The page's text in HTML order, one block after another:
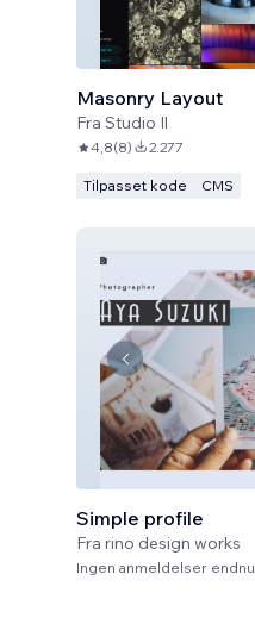
Masonry Layout
Fra Studio Il
4,8(8) 2.277
Tilpasset kode CMS
Simple profile
Fra rino design works
Ingen anmeldelser endnu